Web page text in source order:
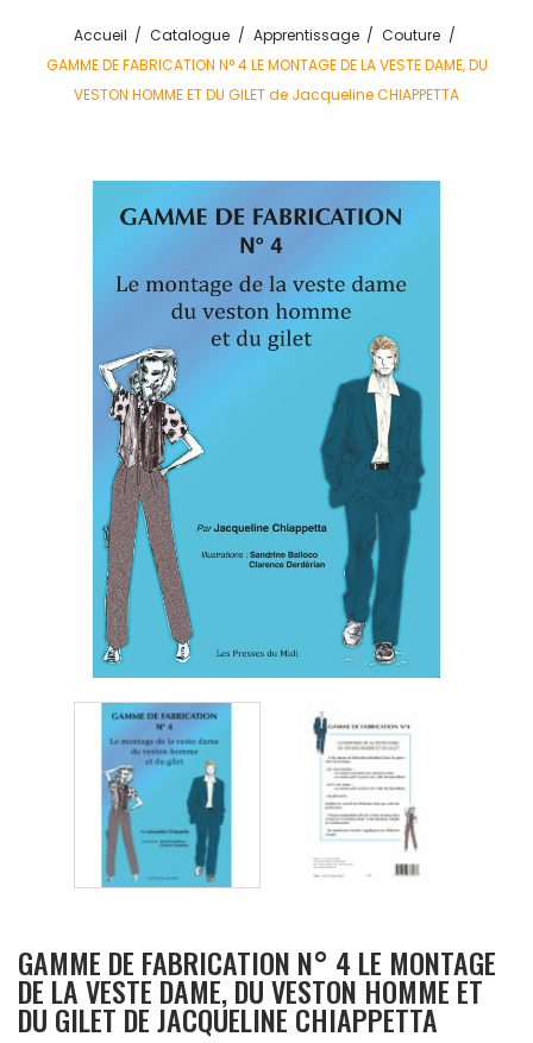
Accueil Catalogue Apprentissage
Couture
GAMME DE FABRICATION N° 4 LE MONTAGE DE LA VESTE DAME, DU
VESTON HOMME ET DU GILET de Jacqueline CHIAPPETTA
GAMME DE FABRICATION N° 4 LE MONTAGE
DE LA VESTE DAME, DU VESTON HOMME ET
DU GILET DE JACQUELINE CHIAPPETTA